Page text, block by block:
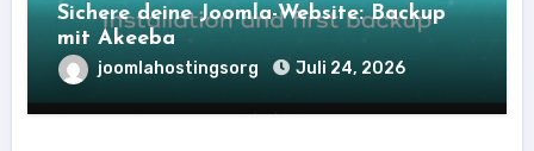
Sichere deine Joomla-Website: Backup
mit Akeeba
joomlahostingsorg Juli 24, 2026